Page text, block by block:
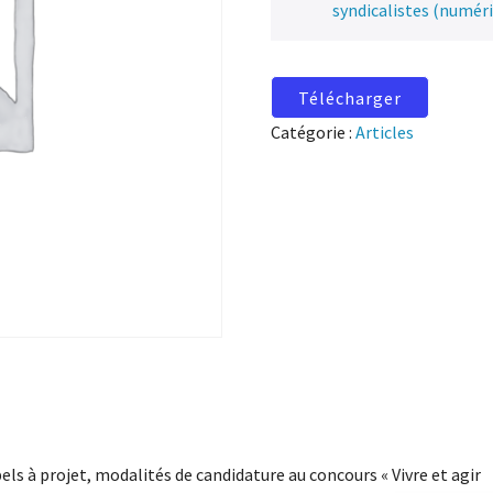
syndicalistes
Télécharger
Catégorie :Articles
à projet, modalités de candidature au concours « Vivre et agir